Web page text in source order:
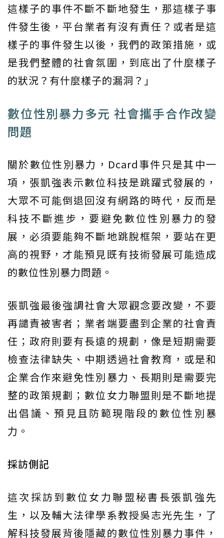
這樣子的事件不斷不斷地發生，那這樣子事
件發生後，平台業者有沒有責任？或者是這
樣子的事件發生以後，我們的政策措施，或
是我們整體的社會氛圍，到底出了什麼樣子
的狀況？有什麼樣子的漏洞？」
數位性別暴力多元 社會攜手合作改變
問題
關於數位性別暴力，Dcard事件只是其中一
項，張凱強表示數位科技是跳躍式發展的，
大眾不可能倒退回沒有網路的時代，反而是
科技不斷進步，要避免數位性別暴力的發
展，必須要能夠不斷地跳脫框架，要站在更
高的視野，才能預見既有技術發展可能造成
的數位性別暴力問題。
張凱強最後強調社會大眾觀念要改變，不要
再譴責被害者；業者端要盡到企業的社會責
任；政府則要有長遠的規劃，像是短期需要
檢查法律缺失、中期透過社會教育，或是和
企業合作來避免性別暴力、長期則是需要完
整的政策規劃；數位女力聯盟則是不斷地提
出倡議、預見且防範現階段的數位性別暴
力。
採訪側記
這次採訪到數位女力聯盟秘書長張凱強先
生，以及輔大法律學系教授吳志光先生，了
解科技發展背後隱藏的數位性別暴力事件，